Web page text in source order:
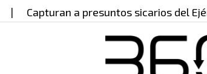
Capturan a presuntos sicarios del